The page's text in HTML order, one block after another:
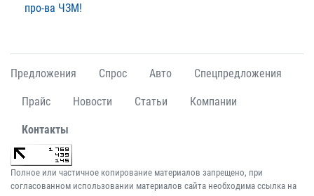
про-ва ЧЗМ!
Предложения Спрос Авто Спецпредложения
Прайс Новости Статьи Компании
Контакты
Полное или частичное копирование материалов запрещено, при
согласованном использовании материалов сайта необходима ссылка на